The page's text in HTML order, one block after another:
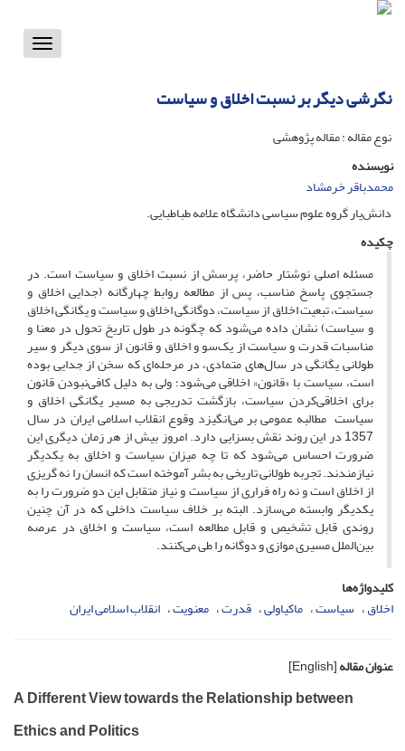
Toggle
نگرشی دیگر بر نسبت اخلاق و سیاست
نوع مقاله : مقاله پژوهشی
نویسنده
محمدباقر خرمشاد
دانش‌یار گروه علوم سیاسی دانشگاه علامه طباطبایی.
چکیده
مسئله اصلی نوشتار حاضر، پرسش از نسبت اخلاق و سیاست است. در
جستجوی پاسخ مناسب، پس از مطالعه روابط چهارگانه (جدایی اخلاق و
سیاست، تبعیت اخلاق از سیاست، دوگانگی اخلاق و سیاست و یگانگی اخلاق
و سیاست) نشان داده می‌شود که چگونه در طول تاریخ تحول در معنا و
مناسبات قدرت و سیاست از یک‌سو و اخلاق و قانون از سوی دیگر و سیر
طولانی یگانگی در سال‌های متمادی، در مرحله‌ای که سخن از جدایی بوده
است، سیاست با «قانون» اخلاقی می‌شود؛ ولی به دلیل کافی‌نبودن قانون
برای اخلاقی‌کردن سیاست، بازگشت تدریجی به مسیر یگانگی اخلاق و
سیاست مطالبه عمومی بر می‌انگیزد وقوع انقلاب اسلامی ایران در سال
1357 در این روند نقش بسزایی دارد. امروز بیش از هر زمان دیگری این
ضرورت احساس می‌شود که تا چه میزان سیاست و اخلاق به یکدیگر
نیازمندند. تجربه طولانی تاریخی به بشر آموخته است که انسان را نه گریزی
از اخلاق است و نه راه فراری از سیاست و نیاز متقابل این دو ضرورت را به
یکدیگر وابسته می‌سازد. البته بر خلاف سیاست داخلی که در آن چنین
روندی قابل تشخیص و قابل مطالعه است، سیاست و اخلاق در عرصه
بین‌الملل مسیری موازی و دوگانه را طی می‌کنند.
کلیدواژه‌ها
اخلاق سیاست ماکیاولی قدرت معنویت انقلاب اسلامی ایران
عنوان مقاله[English]
A Different View towards the Relationship between
Ethics and Politics